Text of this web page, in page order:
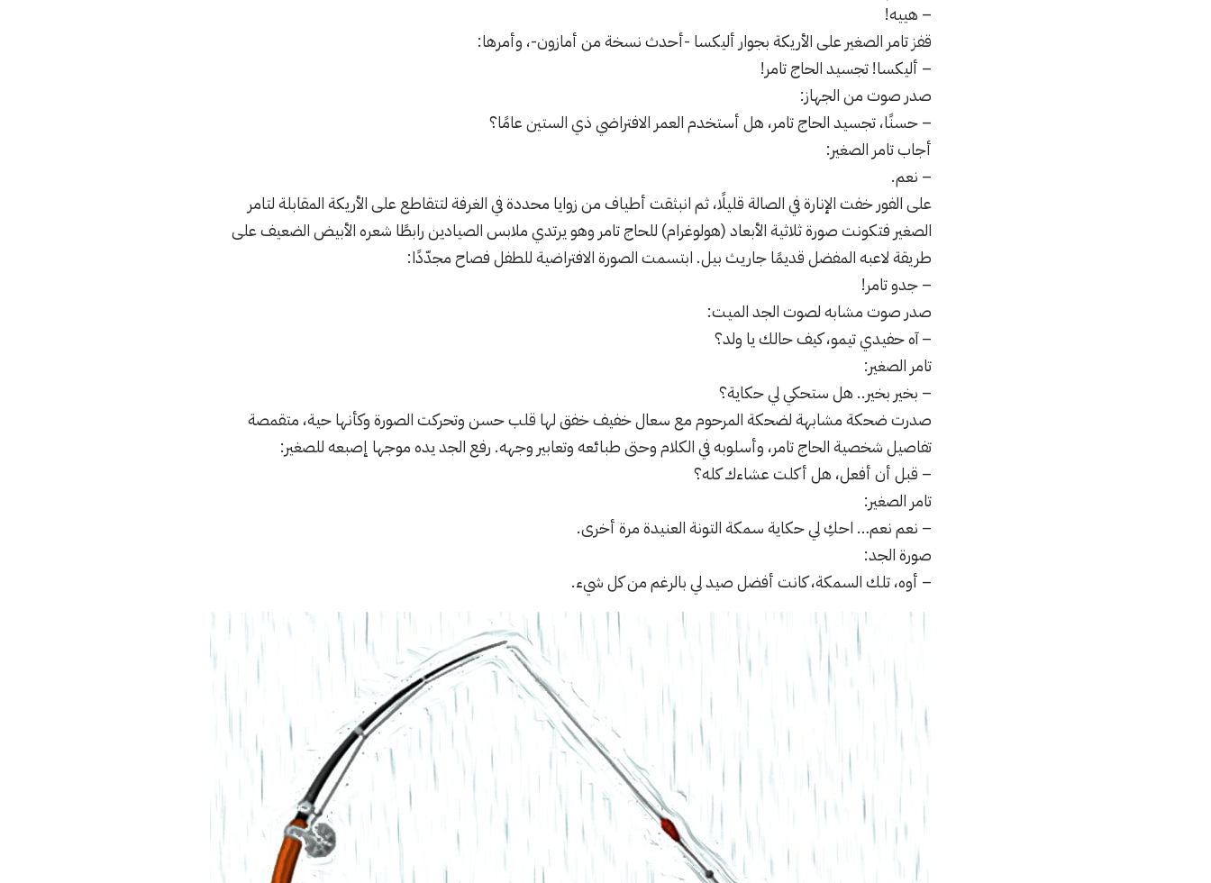
– هييه!
قفز تامر الصغير على الأريكة بجوار أليكسا -أحدث نسخة من أمازون-، وأمرها:
– أليكسا! تجسيد الحاج تامر!
صدر صوت من الجهاز:
– حسنًا، تجسيد الحاج تامر، هل أستخدم العمر الافتراضي ذي الستين عامًا؟
أجاب تامر الصغير:
– نعم.
على الفور خفت الإنارة في الصالة قليلًا، ثم انبثقت أطياف من زوايا محددة في الغرفة لتتقاطع على الأريكة المقابلة لتامر
الصغير فتكونت صورة ثلاثية الأبعاد (هولوغرام) للحاج تامر وهو يرتدي ملابس الصيادين رابطًا شعره الأبيض الضعيف على
طريقة لاعبه المفضل قديمًا جاريث بيل. ابتسمت الصورة الافتراضية للطفل فصاح مجدّدًا:
– جدو تامر!
صدر صوت مشابه لصوت الجد الميت:
– آه حفيدي تيمو، كيف حالك يا ولد؟
تامر الصغير:
– بخير بخير.. هل ستحكي لي حكاية؟
صدرت ضحكة مشابهة لضحكة المرحوم مع سعال خفيف خفق لها قلب حسن وتحركت الصورة وكأنها حية، متقمصة
تفاصيل شخصية الحاج تامر، وأسلوبه في الكلام وحتى طبائعه وتعابير وجهه. رفع الجد يده موجها إصبعه للصغير:
– قبل أن أفعل، هل أكلت عشاءك كله؟
تامر الصغير:
– نعم نعم… احكِ لي حكاية سمكة التونة العنيدة مرة أخرى.
صورة الجد:
– أوه، تلك السمكة، كانت أفضل صيد لي بالرغم من كل شيء.